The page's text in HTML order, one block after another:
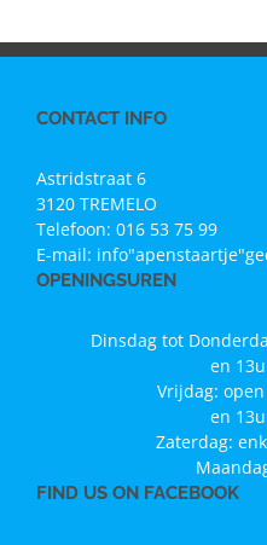
CONTACT INFO
Astridstraat 6
3120 TREMELO
Telefoon: 016 53 75 99
E-mail:
OPENINGSUREN
Dinsdag tot
en
Vrijdag:
en
Zaterdag:
FIND US ON FACEBOOK